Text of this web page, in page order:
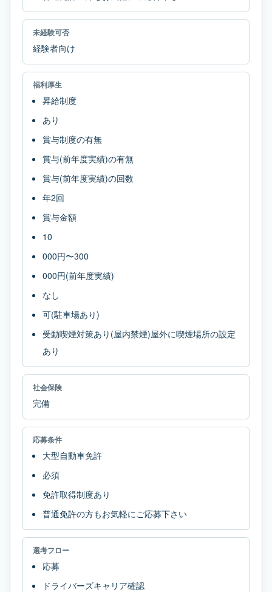
未経験可否
経験者向け
福利厚生
昇給制度
あり
賞与制度の有無
賞与(前年度実績)の有無
賞与(前年度実績)の回数
年2回
賞与金額
10
000円〜300
000円(前年度実績)
なし
可(駐車場あり)
受動喫煙対策あり(屋内禁煙)屋外に喫煙場所の設定
あり
社会保険
完備
応募条件
大型自動車免許
必須
免許取得制度あり
普通免許の方もお気軽にご応募下さい
選考フロー
応募
ドライバーズキャリア確認